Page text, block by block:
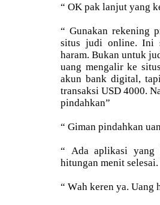
“ OK pak lanjut yang
“ Gunakan rekening
situs judi online. Ini
haram. Bukan untuk
uang mengalir ke
akun bank digital,
transaksi USD 4000.
pindahkan”
“ Giman pindahkan
“ Ada aplikasi yang
hitungan menit selesai.
“ Wah keren ya. Uang